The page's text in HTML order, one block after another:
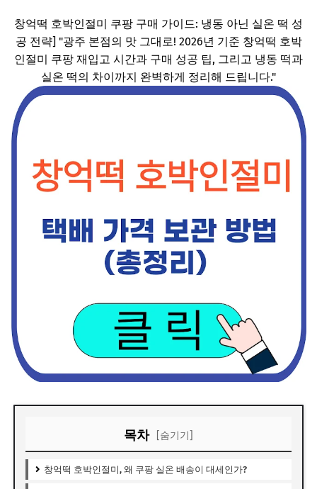
창억떡 호박인절미 쿠팡 구매 가이드: 냉동 아닌 실온 떡 성
공 전략] "광주 본점의 맛 그대로! 2026년 기준 창억떡 호박
인절미 쿠팡 재입고 시간과 구매 성공 팁, 그리고 냉동 떡과
실온 떡의 차이까지 완벽하게 정리해 드립니다."
목차 [숨기기]
창억떡 호박인절미, 왜 쿠팡 실온 배송이 대세인가?